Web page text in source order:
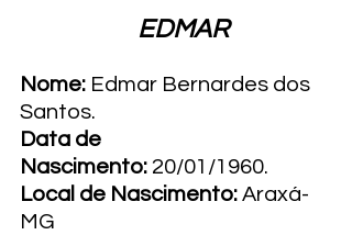
EDMAR
Nome: Edmar Bernardes dos
Santos.
Data de
Nascimento: 20/01/1960.
Local de Nascimento: Araxá-
MG